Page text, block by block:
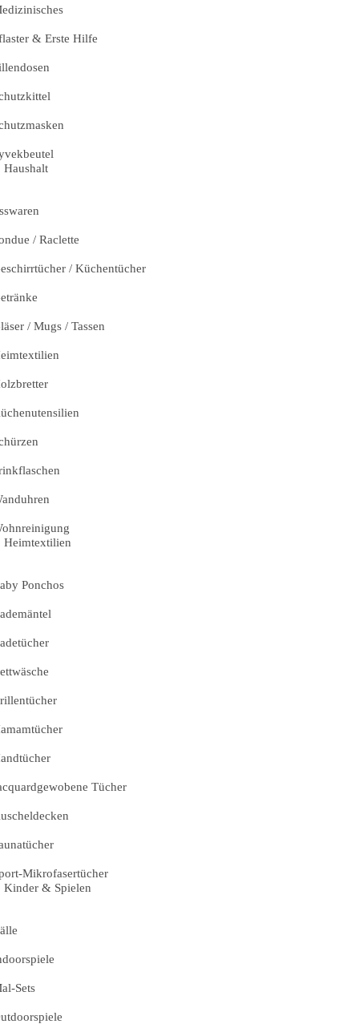
& Erste Hilfe
Haushalt
/ Raclette
/ Küchentücher
/ Mugs / Tassen
Heimtextilien
Ponchos
Tücher
Mikrofasertücher
Kinder & Spielen
Sets